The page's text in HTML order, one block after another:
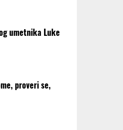
umetnika Luke
proveri se,